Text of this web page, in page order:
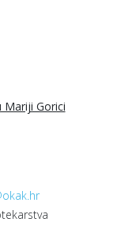
Mariji Gorici